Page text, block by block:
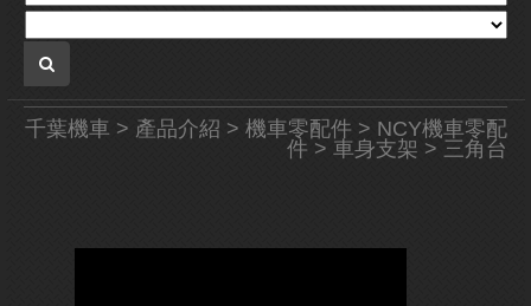
千葉機車 > 產品介紹 > 機車零配件 > NCY機車零配
件 > 車身支架 > 三角台